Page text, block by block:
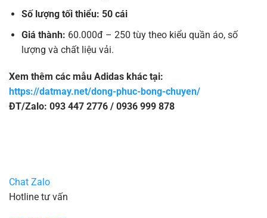
Số lượng tối thiểu: 50 cái
Giá thành: 60.000đ – 250 tùy theo kiểu quần áo, số
lượng và chất liệu vải.
Xem thêm các mẫu Adidas khác tại:
https://datmay.net/dong-phuc-bong-chuyen/
ĐT/Zalo: 093 447 2776 / 0936 999 878
Chat Zalo
Hotline tư vấn